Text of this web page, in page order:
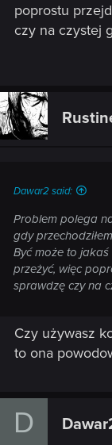
poprostu
czy na czystej
Dawar2 said:
Problem polega
gdy
Być może to
przeżyć, więc
sprawdzę czy na
Czy używasz
to ona
D